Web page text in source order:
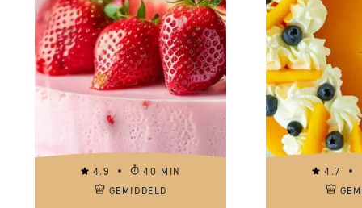
4.9
40 MIN
GEMIDDELD
4.7